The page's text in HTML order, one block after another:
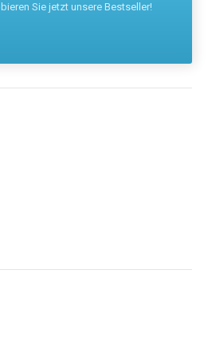
Sie jetzt unsere Bestseller!